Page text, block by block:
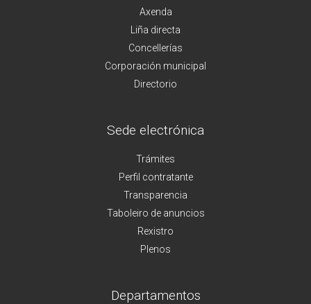
Axenda
Liña directa
Concellerías
Corporación municipal
Directorio
Sede electrónica
Trámites
Perfil contratante
Transparencia
Taboleiro de anuncios
Rexistro
Plenos
Departamentos